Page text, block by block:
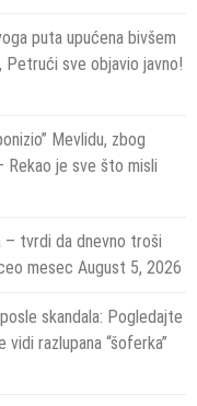
puta upućena bivšem
Petrući sve objavio javno!
Mevlidu, zbog
Rekao je sve što misli
– tvrdi da dnevno troši
mesec August 5, 2026
skandala: Pogledajte
razlupana “šoferka”